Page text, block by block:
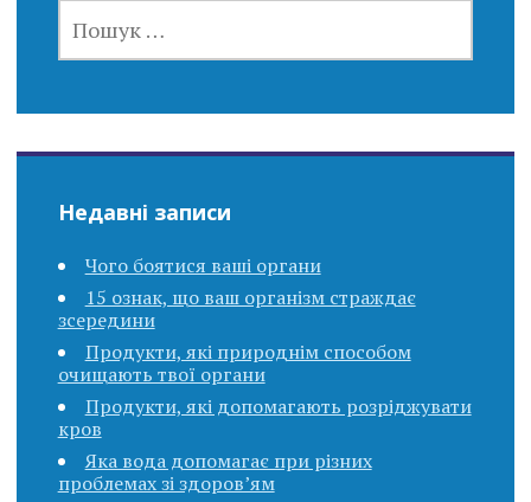
Недавні записи
Чого боятися ваші органи
15 ознак, що ваш організм страждає
зсередини
Продукти, які природнім способом
очищають твої органи
Продукти, які допомагають розріджувати
кров
Яка вода допомагає при різних
проблемах зі здоров’ям